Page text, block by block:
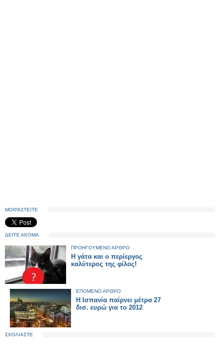
ΜΟΙΡΑΣΤΕΙΤΕ
ΔΕΙΤΕ ΑΚΟΜΑ
ΠΡΟΗΓΟΥΜΕΝΟ ΑΡΘΡΟ
Η γάτα και ο περίεργος
καλύτερος της φίλος!
ΕΠΟΜΕΝΟ ΑΡΘΡΟ
Η Ισπανία παίρνει μέτρα 27
δισ. ευρώ για το 2012
ΣΧΟΛΙΑΣΤΕ